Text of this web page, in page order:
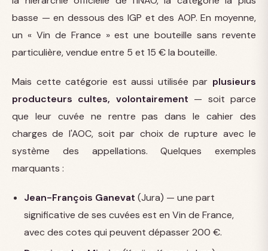
basse — en dessous des IGP et des AOP. En moyenne,
un « Vin de France » est une bouteille sans revente
particulière, vendue entre 5 et 15 € la bouteille.
Mais cette catégorie est aussi utilisée par plusieurs
producteurs cultes, volontairement — soit parce
que leur cuvée ne rentre pas dans le cahier des
charges de l'AOC, soit par choix de rupture avec le
système des appellations. Quelques exemples
marquants :
Jean-François Ganevat (Jura) — une part
significative de ses cuvées est en Vin de France,
avec des cotes qui peuvent dépasser 200 €.